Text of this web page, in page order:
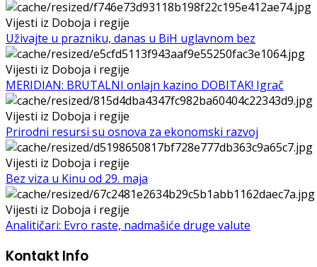
Vijesti iz Doboja i regije
Uživajte u prazniku, danas u BiH uglavnom bez
Vijesti iz Doboja i regije
MERIDIAN: BRUTALNI onlajn kazino DOBITAK! Igrač
Vijesti iz Doboja i regije
Prirodni resursi su osnova za ekonomski razvoj
Vijesti iz Doboja i regije
Bez viza u Kinu od 29. maja
Vijesti iz Doboja i regije
Analitičari: Evro raste, nadmašiće druge valute
Kontakt Info